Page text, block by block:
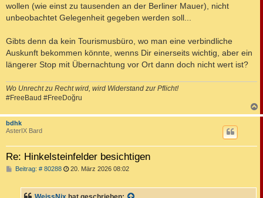
wollen (wie einst zu tausenden an der Berliner Mauer), nicht
unbeobachtet Gelegenheit gegeben werden soll...
Gibts denn da kein Tourismusbüro, wo man eine verbindliche
Auskunft bekommen könnte, wenns Dir einerseits wichtig, aber ein
längerer Stop mit Übernachtung vor Ort dann doch nicht wert ist?
Wo Unrecht zu Recht wird, wird Widerstand zur Pflicht!
#FreeBaud #FreeDoğru
a
bdhk
AsterIX Bard
Re: Hinkelsteinfelder besichtigen
Beitrag: # 80288B 20. März 2026 08:02